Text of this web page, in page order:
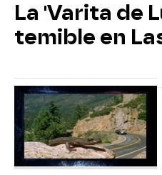
La 'Varita de
temible en